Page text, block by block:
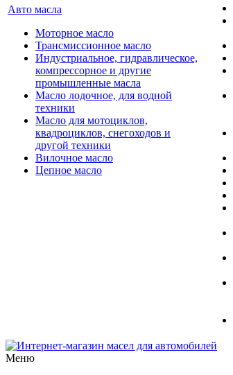
Авто масла
Моторное масло
Трансмиссионное масло
Индустриальное, гидравлическое,
компрессорное и другие
промышленные масла
Масло лодочное, для водной
техники
Масло для мотоциклов,
квадроциклов, снегоходов и
другой техники
Вилочное масло
Цепное масло
Меню